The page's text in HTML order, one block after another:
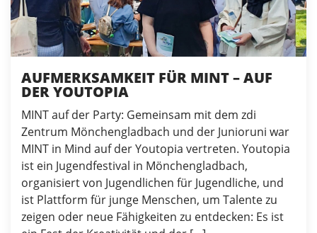
AUFMERKSAMKEIT FÜR MINT – AUF
DER YOUTOPIA
MINT auf der Party: Gemeinsam mit dem zdi
Zentrum Mönchengladbach und der Junioruni war
MINT in Mind auf der Youtopia vertreten. Youtopia
ist ein Jugendfestival in Mönchengladbach,
organisiert von Jugendlichen für Jugendliche, und
ist Plattform für junge Menschen, um Talente zu
zeigen oder neue Fähigkeiten zu entdecken: Es ist